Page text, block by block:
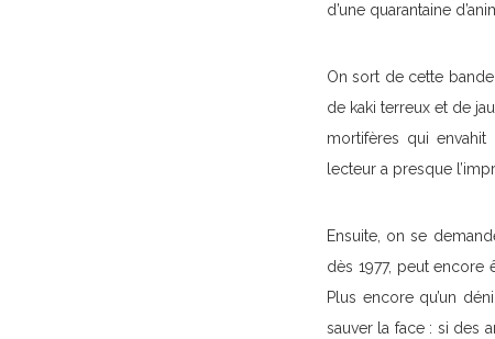
d’une quarantaine
On sort de cette
de kaki terreux et de
mortifères qui
lecteur a presque
Ensuite, on se
dès 1977, peut encore
Plus encore qu’un
sauver la face : si des